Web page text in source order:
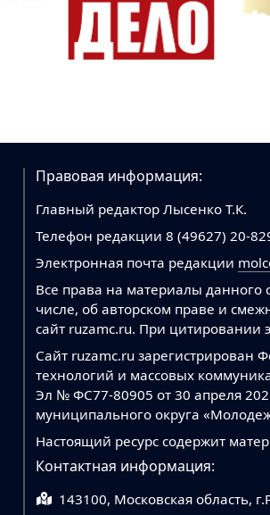
Правовая информация:
Главный редактор Лысенко Т.К.
Телефон редакции 8 (49627) 20-
Электронная почта редакции
Все права на материалы данного
числе, об авторском праве и
сайт ruzamc.ru. При цитировании
Сайт ruzamc.ru зарегистрирован
технологий и массовых
Эл № ФС77-80905 от 30 апреля
муниципального округа
Настоящий ресурс содержит
Контактная информация:
143100, Московская область,